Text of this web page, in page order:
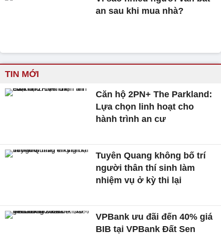
an sau khi mua nhà?
TIN MỚI
Căn hộ 2PN+ The Parkland:
Lựa chọn linh hoạt cho
hành trình an cư
Tuyên Quang không bố trí
người thân thí sinh làm
nhiệm vụ ở kỳ thi lại
VPBank ưu đãi đến 40% giá
BIB tại VPBank Đất Sen